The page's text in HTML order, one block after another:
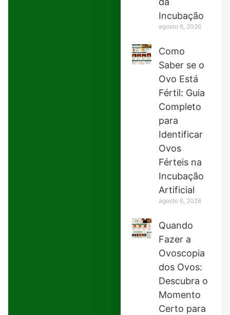
Incubação
agosto 6, 2026
Como
Saber se o
Ovo Está
Fértil: Guia
Completo
para
Identificar
Ovos
Férteis na
Incubação
Artificial
agosto 6, 2026
Quando
Fazer a
Ovoscopia
dos Ovos:
Descubra o
Momento
Certo para